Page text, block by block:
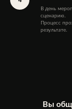
В день
сценарию.
Процесс
результате.
Вы